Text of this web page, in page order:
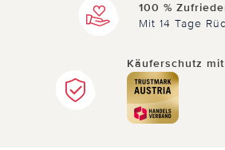
100 %
Mit 14 Tage
Käuferschutz